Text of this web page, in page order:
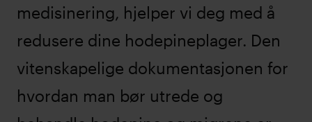
medisinering, hjelper vi deg med å
redusere dine hodepineplager. Den
vitenskapelige dokumentasjonen for
hvordan man bør utrede og